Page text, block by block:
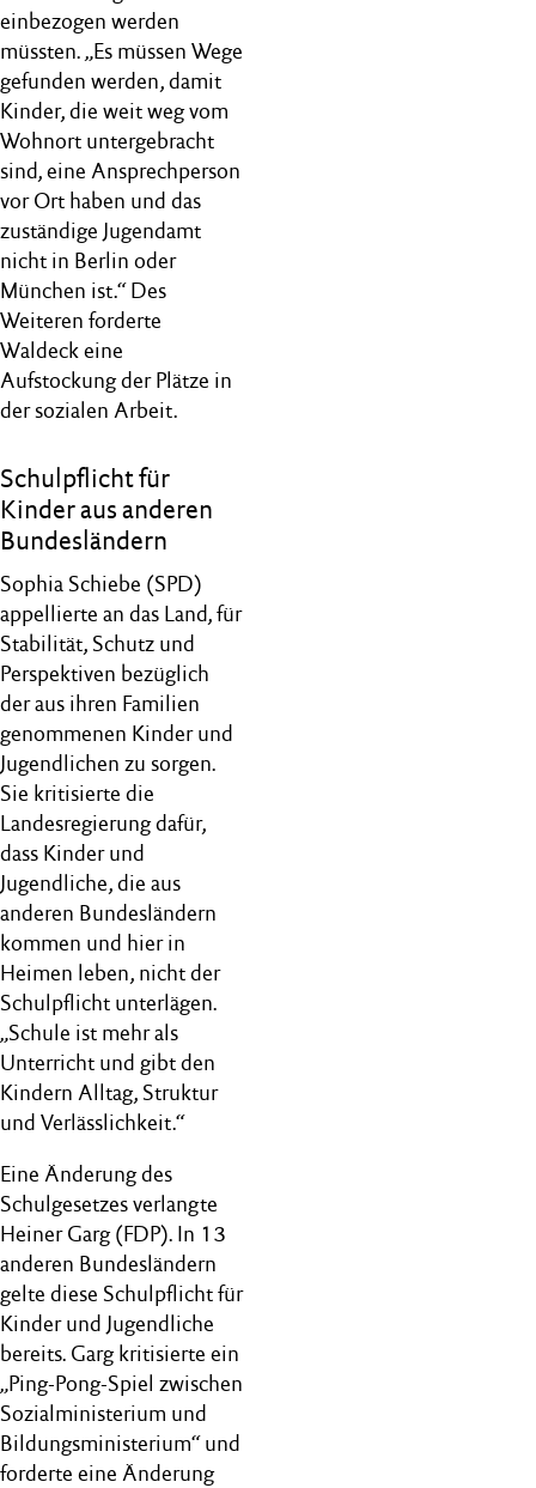
einbezogen werden
müssten. „Es müssen Wege
gefunden werden, damit
Kinder, die weit weg vom
Wohnort untergebracht
sind, eine Ansprechperson
vor Ort haben und das
zuständige Jugendamt
nicht in Berlin oder
München ist.“ Des
Weiteren forderte
Waldeck eine
Aufstockung der Plätze in
der sozialen Arbeit.
Schulpflicht für
Kinder aus anderen
Bundesländern
Sophia Schiebe (SPD)
appellierte an das Land, für
Stabilität, Schutz und
Perspektiven bezüglich
der aus ihren Familien
genommenen Kinder und
Jugendlichen zu sorgen.
Sie kritisierte die
Landesregierung dafür,
dass Kinder und
Jugendliche, die aus
anderen Bundesländern
kommen und hier in
Heimen leben, nicht der
Schulpflicht unterlägen.
„Schule ist mehr als
Unterricht und gibt den
Kindern Alltag, Struktur
und Verlässlichkeit.“
Eine Änderung des
Schulgesetzes verlangte
Heiner Garg (FDP). In 13
anderen Bundesländern
gelte diese Schulpflicht für
Kinder und Jugendliche
bereits. Garg kritisierte ein
„Ping-Pong-Spiel zwischen
Sozialministerium und
Bildungsministerium“ und
forderte eine Änderung